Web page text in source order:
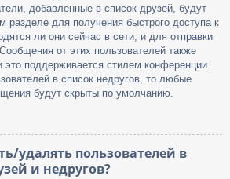
добавленные в список друзей, будут
разделе для получения быстрого доступа к
ли они сейчас в сети, и для отправки
от этих пользователей также
это поддерживается стилем конференции.
в список недругов, то любые
будут скрыты по умолчанию.
удалять пользователей в
и недругов?